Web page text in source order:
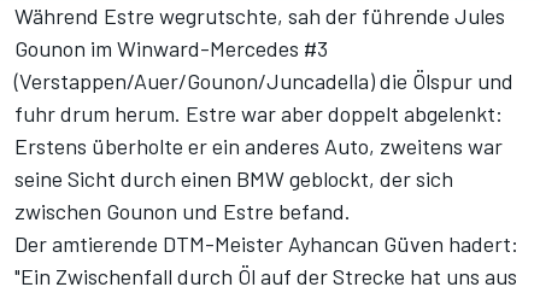
Während Estre wegrutschte, sah der führende Jules
Gounon im Winward-Mercedes #3
(Verstappen/Auer/Gounon/Juncadella) die Ölspur und
fuhr drum herum. Estre war aber doppelt abgelenkt:
Erstens überholte er ein anderes Auto, zweitens war
seine Sicht durch einen BMW geblockt, der sich
zwischen Gounon und Estre befand.
Der amtierende DTM-Meister Ayhancan Güven hadert:
"Ein Zwischenfall durch Öl auf der Strecke hat uns aus